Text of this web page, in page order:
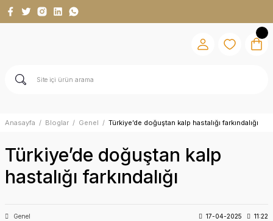
Anasayfa Bloglar Genel Türkiye’de doğuştan kalp hastalığı farkındalığı
Türkiye’de doğuştan kalp
hastalığı farkındalığı
Genel 17-04-2025 11:22